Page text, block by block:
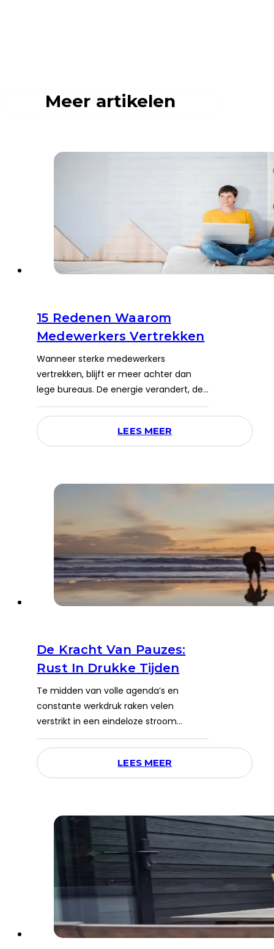
Meer artikelen
15 Redenen Waarom
Medewerkers Vertrekken
Wanneer sterke medewerkers
vertrekken, blijft er meer achter dan
lege bureaus. De energie verandert, de…
LEES MEER
De Kracht Van Pauzes:
Rust In Drukke Tijden
Te midden van volle agenda’s en
constante werkdruk raken velen
verstrikt in een eindeloze stroom…
LEES MEER